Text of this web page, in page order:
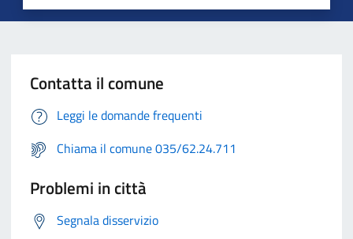
Contatta il comune
Leggi le domande frequenti
Chiama il comune 035/62.24.711
Problemi in città
Segnala disservizio